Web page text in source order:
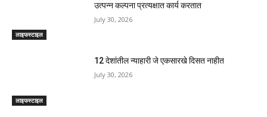
लाइफस्टाइल
उत्पन्न कल्पना प्रत्यक्षात कार्य करतात
July 30, 2026
लाइफस्टाइल
12 देशांतील न्याहारी जे एकसारखे दिसत नाहीत
July 30, 2026